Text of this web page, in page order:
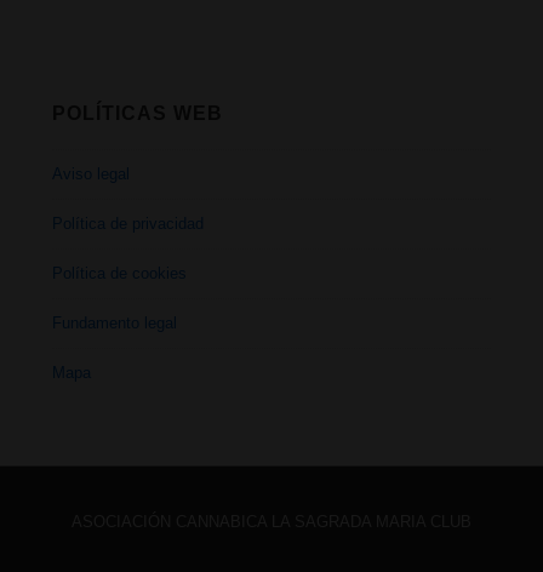
Aviso legal
Política de privacidad
Política de cookies
Fundamento legal
Mapa